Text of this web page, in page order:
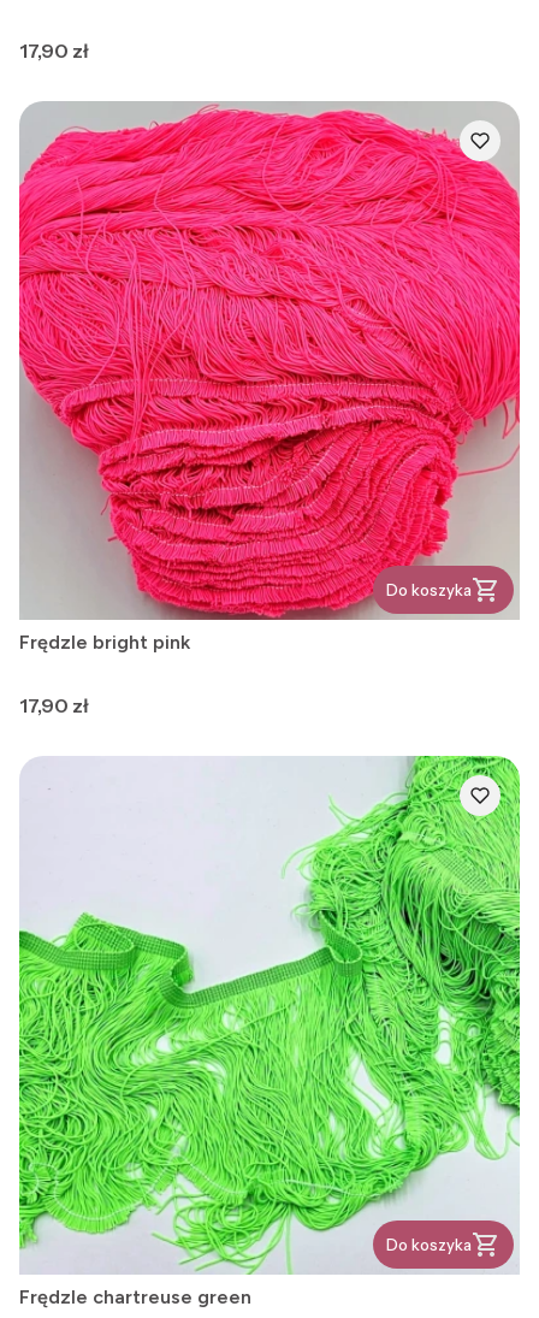
Cena
17,90 zł
Do koszyka
Frędzle bright pink
Cena
17,90 zł
Do koszyka
Frędzle chartreuse green